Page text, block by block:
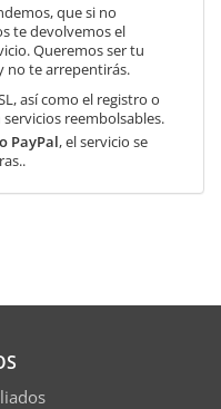
que si no
te devolvemos el
Queremos ser tu
no te arrepentirás.
así como el registro o
reembolsables.
PayPal, el servicio se